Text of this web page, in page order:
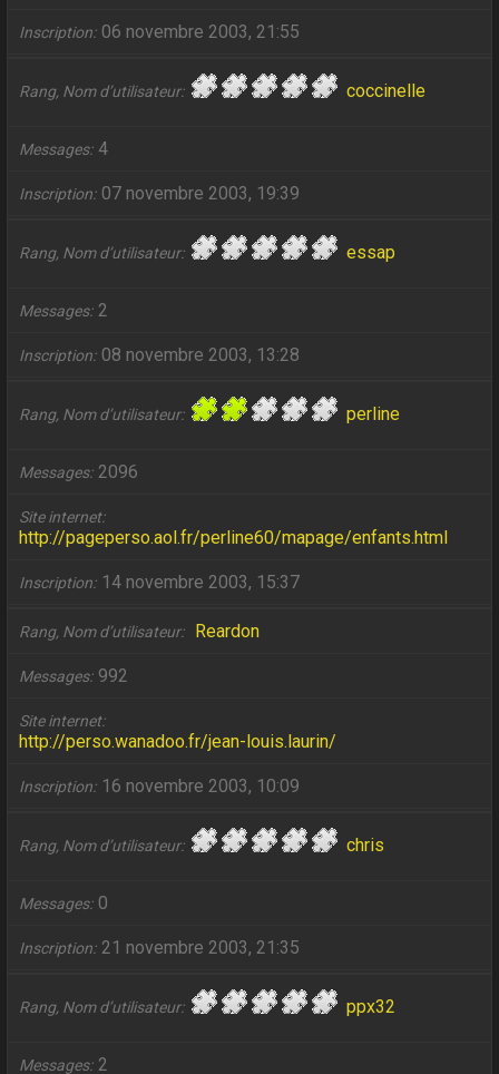
Inscription 06 novembre 2003, 21:55
Rang, Nom d’utilisateur coccinelle
Messages 4
Inscription 07 novembre 2003, 19:39
Rang, Nom d’utilisateur essap
Messages 2
Inscription 08 novembre 2003, 13:28
Rang, Nom d’utilisateur perline
Messages 2096
Site internet
http://pageperso.aol.fr/perline60/mapage/enfants.html
Inscription 14 novembre 2003, 15:37
Rang, Nom d’utilisateur Reardon
Messages 992
Site internet
http://perso.wanadoo.fr/jean-louis.laurin/
Inscription 16 novembre 2003, 10:09
Rang, Nom d’utilisateur chris
Messages 0
Inscription 21 novembre 2003, 21:35
Rang, Nom d’utilisateur ppx32
Messages 2